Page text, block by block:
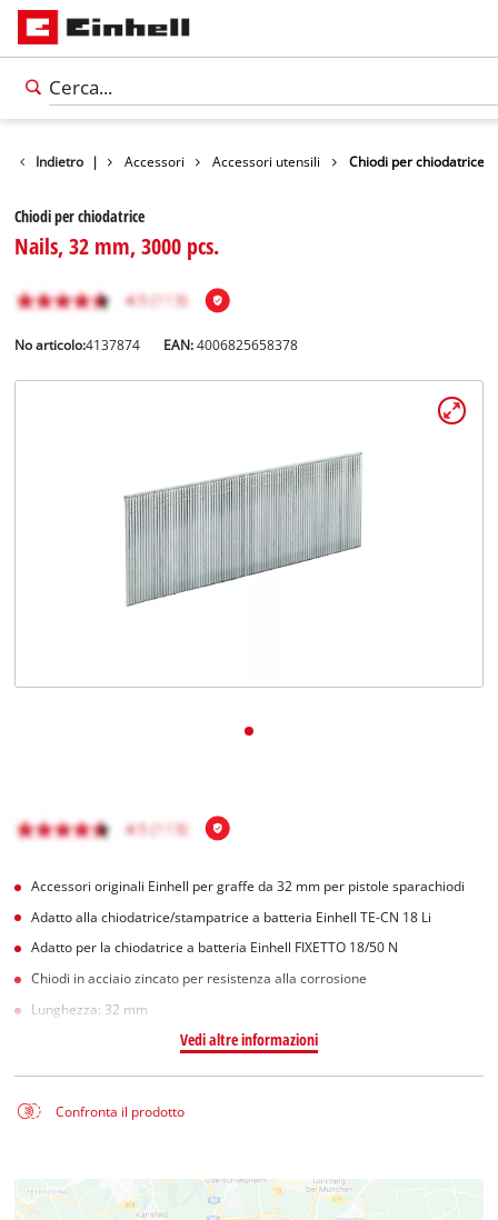
Indietro | Accessori Accessori utensili Chiodi per chiodatrice
Chiodi per chiodatrice
Nails, 32 mm, 3000 pcs.
No articolo:4137874 EAN:4006825658378
Accessori originali Einhell per graffe da 32 mm per pistole sparachiodi
Adatto alla chiodatrice/stampatrice a batteria Einhell TE-CN 18 Li
Adatto per la chiodatrice a batteria Einhell FIXETTO 18/50 N
Chiodi in acciaio zincato per resistenza alla corrosione
Lunghezza: 32 mm
Vedi altre informazioni
Confronta il prodotto